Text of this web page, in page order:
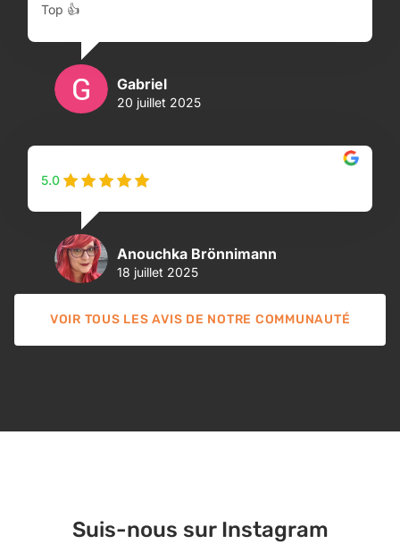
Top 👍
Gabriel
20 juillet 2025
5.0
Anouchka Brönnimann
18 juillet 2025
VOIR TOUS LES AVIS DE NOTRE COMMUNAUTÉ
Suis-nous sur Instagram